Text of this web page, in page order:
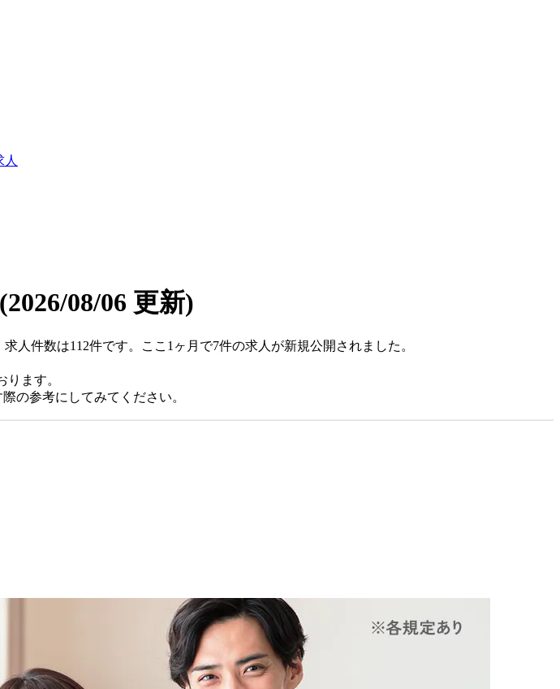
人
(2026/08/06 更新)
人件数は112件です。ここ1ヶ月で7件の求人が新規公開されました。
ます。
の参考にしてみてください。